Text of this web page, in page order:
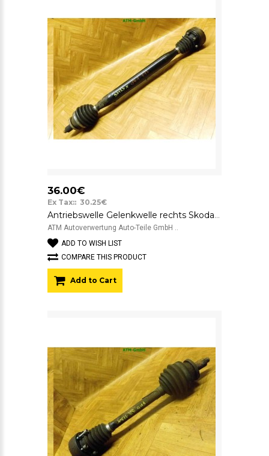
36.00€
Ex Tax:: 30.25€
Antriebswelle Gelenkwelle rechts Skoda Fabia Beifahrerseite
ATM Autoverwertung Auto-Teile GmbH ..
ADD TO WISH LIST
COMPARE THIS PRODUCT
Add to Cart